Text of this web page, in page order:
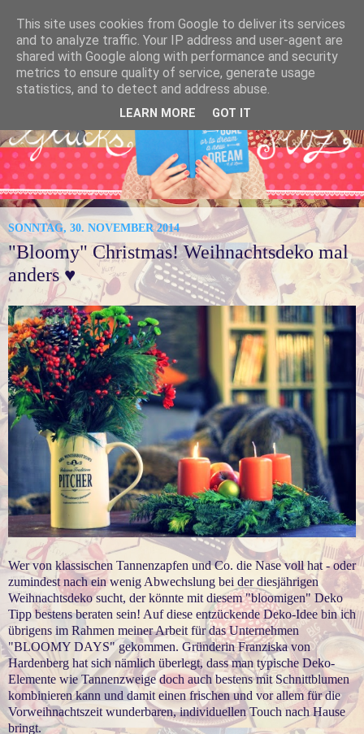
SONNTAG, 30. NOVEMBER 2014
"Bloomy" Christmas! Weihnachtsdeko mal
anders ♥
Wer von klassischen Tannenzapfen und Co. die Nase voll hat - oder
zumindest nach ein wenig Abwechslung bei der diesjährigen
Weihnachtsdeko sucht, der könnte mit diesem "bloomigen" Deko
Tipp bestens beraten sein! Auf diese entzückende Deko-Idee bin ich
übrigens im Rahmen meiner Arbeit für das Unternehmen
"BLOOMY DAYS" gekommen. Gründerin Franziska von
Hardenberg hat sich nämlich überlegt, dass man typische Deko-
Elemente wie Tannenzweige doch auch bestens mit Schnittblumen
kombinieren kann und damit einen frischen und vor allem für die
Vorweihnachtszeit wunderbaren, individuellen Touch nach Hause
bringt.
This site uses cookies from Google to deliver its services
and to analyze traffic. Your IP address and user-agent are
shared with Google along with performance and security
metrics to ensure quality of service, generate usage
statistics, and to detect and address abuse.
LEARN MORE GOT IT